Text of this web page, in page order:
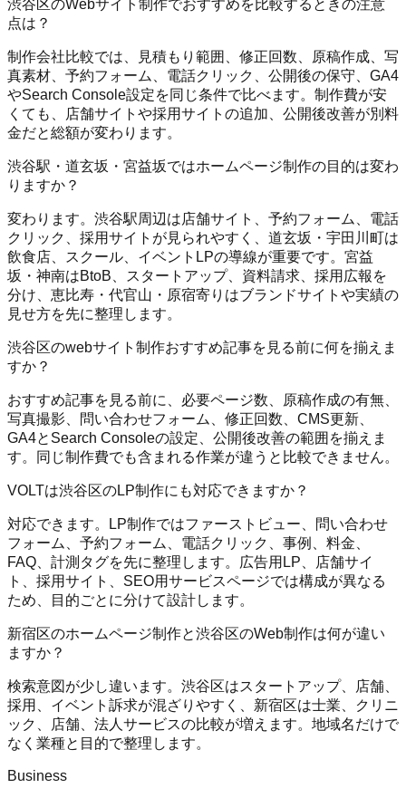
渋谷区のWebサイト制作でおすすめを比較するときの注意
点は？
制作会社比較では、見積もり範囲、修正回数、原稿作成、写
真素材、予約フォーム、電話クリック、公開後の保守、GA4
やSearch Console設定を同じ条件で比べます。制作費が安
くても、店舗サイトや採用サイトの追加、公開後改善が別料
金だと総額が変わります。
渋谷駅・道玄坂・宮益坂ではホームページ制作の目的は変わ
りますか？
変わります。渋谷駅周辺は店舗サイト、予約フォーム、電話
クリック、採用サイトが見られやすく、道玄坂・宇田川町は
飲食店、スクール、イベントLPの導線が重要です。宮益
坂・神南はBtoB、スタートアップ、資料請求、採用広報を
分け、恵比寿・代官山・原宿寄りはブランドサイトや実績の
見せ方を先に整理します。
渋谷区のwebサイト制作おすすめ記事を見る前に何を揃えま
すか？
おすすめ記事を見る前に、必要ページ数、原稿作成の有無、
写真撮影、問い合わせフォーム、修正回数、CMS更新、
GA4とSearch Consoleの設定、公開後改善の範囲を揃えま
す。同じ制作費でも含まれる作業が違うと比較できません。
VOLTは渋谷区のLP制作にも対応できますか？
対応できます。LP制作ではファーストビュー、問い合わせ
フォーム、予約フォーム、電話クリック、事例、料金、
FAQ、計測タグを先に整理します。広告用LP、店舗サイ
ト、採用サイト、SEO用サービスページでは構成が異なる
ため、目的ごとに分けて設計します。
新宿区のホームページ制作と渋谷区のWeb制作は何が違い
ますか？
検索意図が少し違います。渋谷区はスタートアップ、店舗、
採用、イベント訴求が混ざりやすく、新宿区は士業、クリニ
ック、店舗、法人サービスの比較が増えます。地域名だけで
なく業種と目的で整理します。
Business